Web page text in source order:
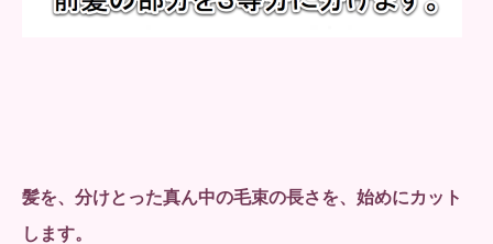
髪を、分けとった真ん中の毛束の長さを、始めにカット
します。